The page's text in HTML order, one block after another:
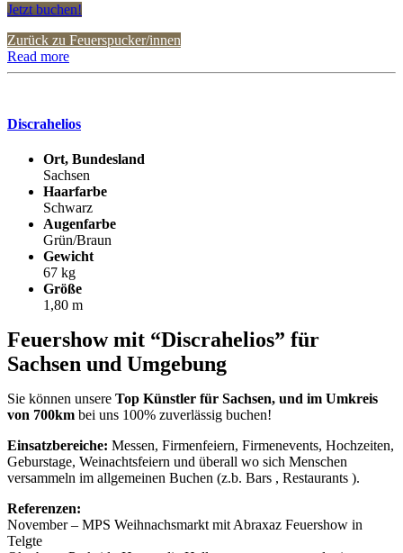
Jetzt buchen!
Zurück zu Feuerspucker/innen
Read more
Discrahelios
Ort, Bundesland
Sachsen
Haarfarbe
Schwarz
Augenfarbe
Grün/Braun
Gewicht
67 kg
Größe
1,80 m
Feuershow mit “Discrahelios” für
Sachsen und Umgebung
Sie können unsere Top Künstler für Sachsen, und im Umkreis
von 700km bei uns 100% zuverlässig buchen!
Einsatzbereiche: Messen, Firmenfeiern, Firmenevents, Hochzeiten,
Geburstage, Weinachtsfeiern und überall wo sich Menschen
versammeln im allgemeinen Buchen (z.b. Bars , Restaurants ).
Referenzen:
November – MPS Weihnachsmarkt mit Abraxaz Feuershow in
Telgte